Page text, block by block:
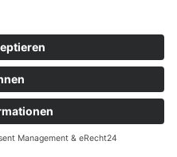
Impressum